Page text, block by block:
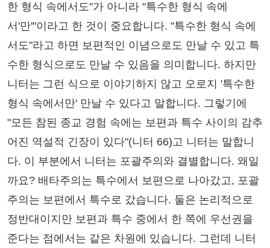
한 형식 속에서도"가 아니라 "특수한 형식 속에
서'만'"이라고 한 것이 중요합니다. "특수한 형식 속에
서도"라고 하면 보편적인 이념으로도 만날 수 있고 특
수한 형식으로도 만날 수 있음을 의미합니다. 하지만
니터는 그런 식으로 이야기하지 않고 오로지 '특수한
형식 속에서만' 만날 수 있다고 말합니다. 그렇기에
"모든 참된 종교 경험 속에는 보편과 특수 사이의 감추
어진 역설적 긴장이 있다"(니터 66)고 니터는 말합니
다. 이 부분에서 니터는 포괄주의와 결별합니다. 왜일
까요? 배타주의는 특수에서 보편으로 나아갔고, 포괄
주의는 보편에서 특수로 갔습니다. 둘은 논리적으로
정반대이지만 보편과 특수 중에서 한 쪽에 우선권을
준다는 점에서는 같은 차원에 있습니다. 그런데 니터